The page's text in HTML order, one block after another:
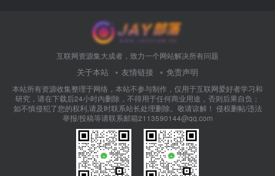
互联网资源集大成者，致力一个网站解决所有问题
关于本站 友情链接 免责声明
本站所有资源收集整理于网络，本站不参与制作，仅用于互联网爱好者学习和
研究，请在下载后24小时内删除，不得用于任何商业用途，否则后果自负；
如不慎侵犯了您的权利,请及时联系站长处理删除。敬请谅解！ 侵权删帖/违法
举报/投稿等请联系邮箱2113590144@qq.com